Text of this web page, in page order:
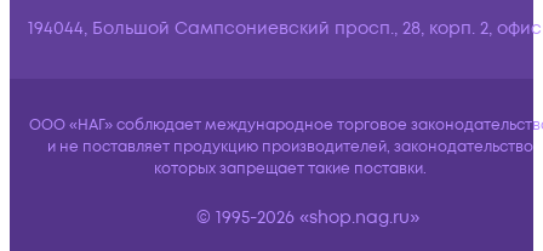
194044, Большой Сампсониевский просп., 28, корп. 2,
ООО «НАГ» соблюдает международное торговое
и не поставляет продукцию производителей, законодательство
которых запрещает такие поставки.
© 1995-2026 «shop.nag.ru»